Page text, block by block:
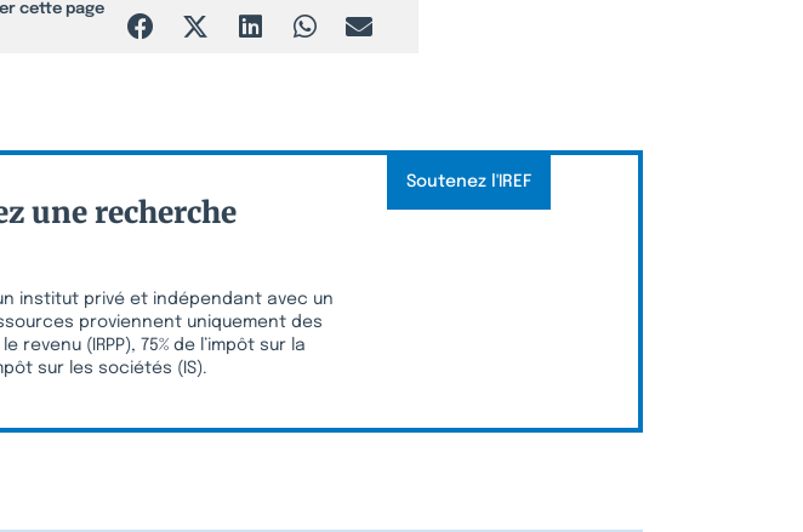
cette page
une recherche
institut privé et indépendant avec un
proviennent uniquement des
revenu (IRPP), 75% de l’impôt sur la
sur les sociétés (IS).
Soutenez l'IREF